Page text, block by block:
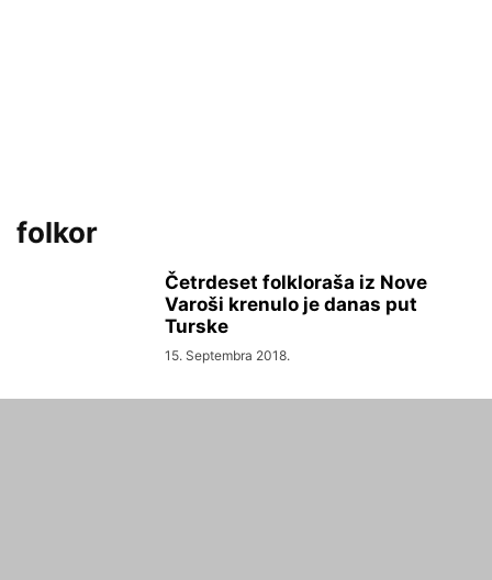
folkor
Četrdeset folkloraša iz Nove
Varoši krenulo je danas put
Turske
15. Septembra 2018.